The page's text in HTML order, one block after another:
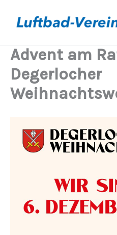
Inhalt
Advent am
Degerlocher